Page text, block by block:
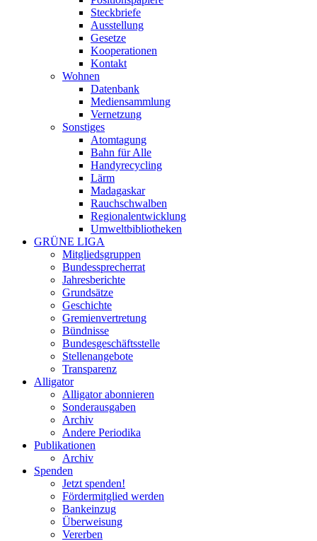
Steckbriefe
Ausstellung
Gesetze
Kooperationen
Kontakt
Wohnen
Datenbank
Mediensammlung
Vernetzung
Sonstiges
Atomtagung
Bahn für Alle
Handyrecycling
Lärm
Madagaskar
Rauchschwalben
Regionalentwicklung
Umweltbibliotheken
GRÜNE LIGA
Mitgliedsgruppen
Bundessprecherrat
Jahresberichte
Grundsätze
Geschichte
Gremienvertretung
Bündnisse
Bundesgeschäftsstelle
Stellenangebote
Transparenz
Alligator
Alligator abonnieren
Sonderausgaben
Archiv
Andere Periodika
Publikationen
Archiv
Spenden
Jetzt spenden!
Fördermitglied werden
Bankeinzug
Überweisung
Vererben